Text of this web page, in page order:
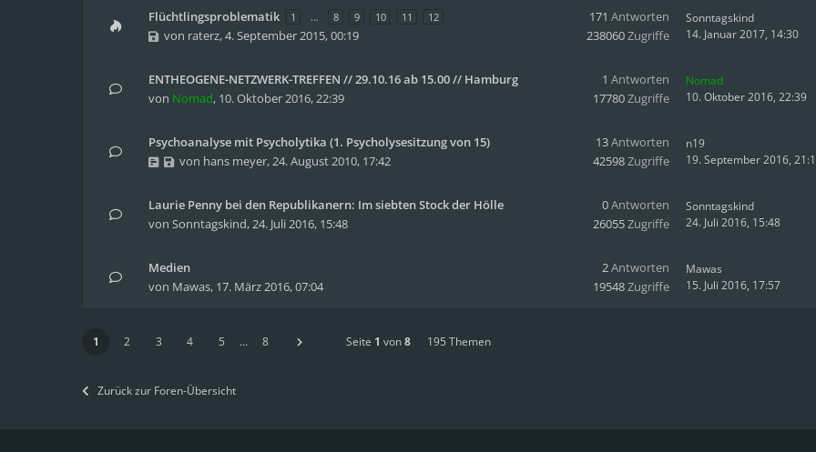
Flüchtlingsproblematik 1 … 8 9 10 11 12
von raterz,4. September 2015, 00:19
171 Antworten
238060Zugriffe
Sonntagskind
14. Januar 2017, 14:30
ENTHEOGENE-NETZWERK-TREFFEN // 29.10.16 ab 15.00 // Hamburg
von Nomad, 10. Oktober 2016, 22:39
1 Antworten
17780Zugriffe
Nomad
10. Oktober 2016, 22:39
Psychoanalyse mit Psycholytika (1. Psycholysesitzung von 15)
von hans meyer,24. August 2010, 17:42
13Antworten
42598Zugriffe
n19
19. September 2016,
Laurie Penny bei den Republikanern: Im siebten Stock der Hölle
von Sonntagskind,24. Juli 2016, 15:48
0Antworten
26055Zugriffe
Sonntagskind
24. Juli 2016, 15:48
Medien
von Mawas, 17. März 2016, 07:04
2Antworten
19548Zugriffe
Mawas
15. Juli 2016, 17:57
1 2 3 4 5 … 8 Seite 1 von8 195 Themen
Zurück zur Foren-Übersicht